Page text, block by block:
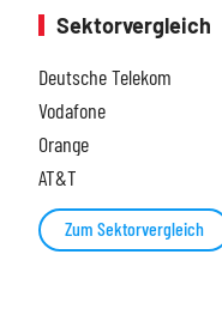
Sektorvergleich
Deutsche Telekom
Vodafone
Orange
AT&T
Zum Sektorvergleich